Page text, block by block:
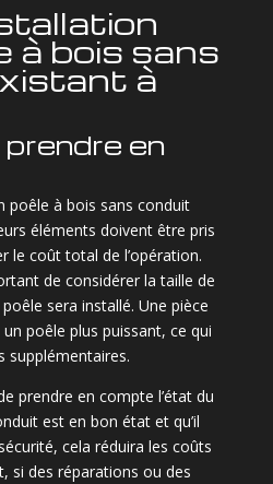
à bois sans
à
en
poêle à bois sans conduit
éléments doivent être pris
le coût total de l’opération.
de considérer la taille de
sera installé. Une pièce
poêle plus puissant, ce qui
supplémentaires.
prendre en compte l’état du
est en bon état et qu’il
cela réduira les coûts
si des réparations ou des